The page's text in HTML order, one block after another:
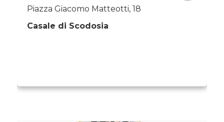
Piazza Giacomo Matteotti, 18
Casale di Scodosia